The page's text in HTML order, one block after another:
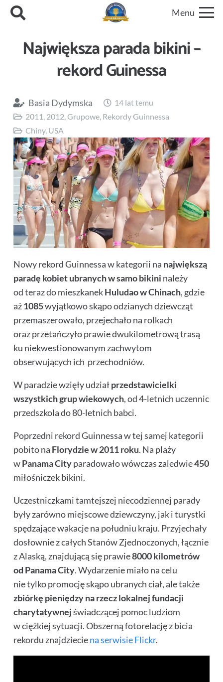
Menu
Największa parada bikini –
rekord Guinessa
Basia Dydymska
14 lat temu
2011, 2012,Grupowe, Rekordy Guinnessa
Chiny, USA
Nowy rekord Guinnessa w kategorii na największą
paradę kobiet ubranych w samo bikini należy
od teraz do mieszkanekHuludao w Chinach, gdzie
aż1085wyjątkowo skąpo odzianych dziewcząt
przemaszerowało, przejechało na rolkach
oraz przetańczyło prawie dwukilometrową trasą
ku niekwestionowanym zachwytom
obserwujących ich przechodniów.
W paradzie wzięły udziałprzedstawicielki
wszystkich grup wiekowych, od 4-letnich uczennic
przedszkola do 80-letnich babci.
Poprzedni rekord Guinnessa w tej samej kategorii
pobito na Florydzie w 2011 roku. Na plaży
wPanama Cityparadowało wówczas zaledwie450
miłośniczek bikini.
Uczestniczkami tamtejszej niecodziennej parady
były zarówno miejscowe dziewczyny, jak i turystki
spędzające wakacje na południu kraju. Przyjechały
dosłownie z całych Stanów Zjednoczonych, łącznie
z Alaską, znajdującą się prawie8000 kilometrów
od Panama City. Wydarzenie miało na celu
nie tylko promocję skąpo ubranych ciał, ale także
zbiórkę pieniędzy na rzecz lokalnej fundacji
charytatywnejświadczącej pomoc ludziom
w ciężkiej sytuacji. Obszerną fotorelację z bicia
rekordu znajdzieciena serwisie Flickr.